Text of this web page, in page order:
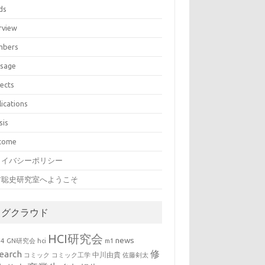
バシーポリシー
史研究室へようこそ
クラウド
GN研究会 hci HCI研究会 m1 news
コミック コミック工学 中川由貴 佐藤剣太 修